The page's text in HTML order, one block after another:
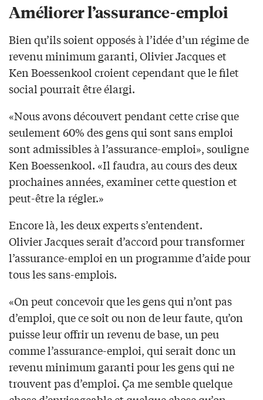
Améliorer l’assurance-emploi
Bien qu’ils soient opposés à l’idée d’un régime de
revenu minimum garanti, Olivier Jacques et
Ken Boessenkool croient cependant que le filet
social pourrait être élargi.
«Nous avons découvert pendant cette crise que
seulement 60% des gens qui sont sans emploi
sont admissibles à l’assurance-emploi», souligne
Ken Boessenkool. «Il faudra, au cours des deux
prochaines années, examiner cette question et
peut-être la régler.»
Encore là, les deux experts s’entendent.
Olivier Jacques serait d’accord pour transformer
l’assurance-emploi en un programme d’aide pour
tous les sans-emplois.
«On peut concevoir que les gens qui n’ont pas
d’emploi, que ce soit ou non de leur faute, qu’on
puisse leur offrir un revenu de base, un peu
comme l’assurance-emploi, qui serait donc un
revenu minimum garanti pour les gens qui ne
trouvent pas d’emploi. Ça me semble quelque